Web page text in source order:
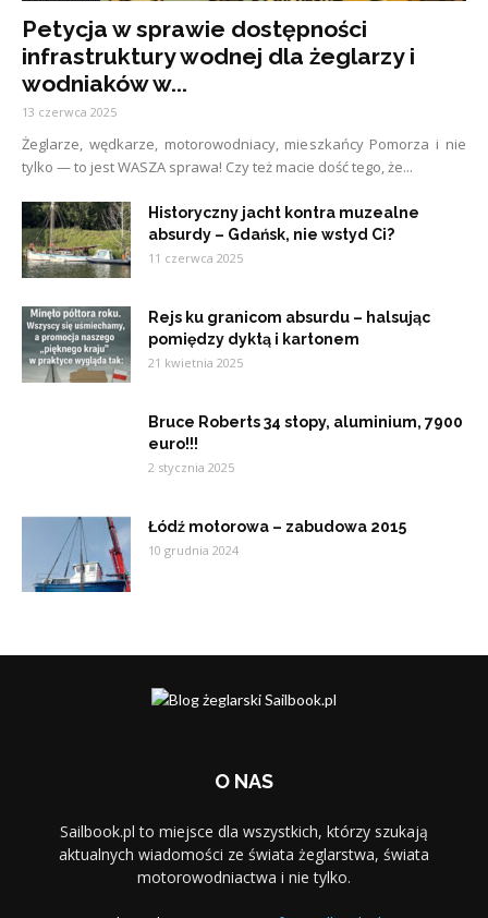
Petycja w sprawie dostępności
infrastruktury wodnej dla żeglarzy i
wodniaków w...
13 czerwca 2025
Żeglarze, wędkarze, motorowodniacy, mieszkańcy Pomorza i nie
tylko — to jest WASZA sprawa! Czy też macie dość tego, że...
Historyczny jacht kontra muzealne
absurdy – Gdańsk, nie wstyd Ci?
11 czerwca 2025
Rejs ku granicom absurdu – halsując
pomiędzy dyktą i kartonem
21 kwietnia 2025
Bruce Roberts 34 stopy, aluminium, 7900
euro!!!
2 stycznia 2025
Łódź motorowa – zabudowa 2015
10 grudnia 2024
O NAS
Sailbook.pl to miejsce dla wszystkich, którzy szukają
aktualnych wiadomości ze świata żeglarstwa, świata
motorowodniactwa i nie tylko.